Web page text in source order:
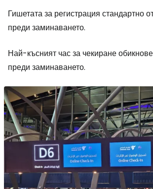
Гишетата за регистрация стандартно
преди заминаването.
Най-късният час за чекиране
преди заминаването.